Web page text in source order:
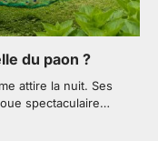
du paon ?
attire la nuit. Ses
spectaculaire…